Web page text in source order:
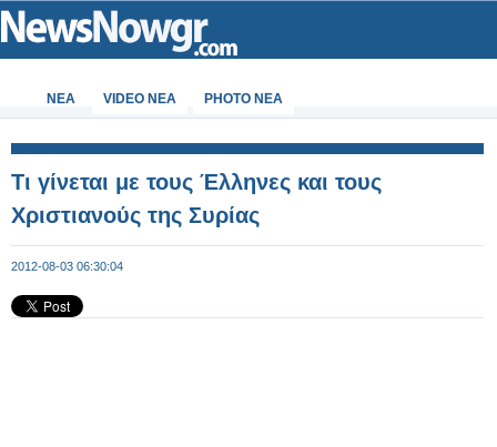
ΝΕΑ VIDEO NEA PHOTO NEA
Τι γίνεται με τους Έλληνες και τους
Χριστιανούς της Συρίας
2012-08-03 06:30:04